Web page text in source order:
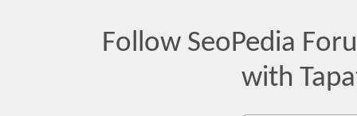
Follow SeoPedia
with